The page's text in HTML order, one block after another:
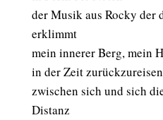
der Musik aus Rocky der
erklimmt
mein innerer Berg, mein
in der Zeit
zwischen sich und sich
Distanz